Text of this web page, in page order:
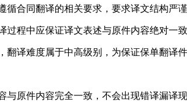
合同翻译的相关要求，要求译文结构严
程中应保证译文表述与原件内容绝对一致
译难度属于中高级别，为保证保单翻译
原件内容完全一致，不会出现错译漏译现